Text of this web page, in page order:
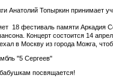
Анатолий Топыркин принимает
18 фестиваль памяти Аркадия
Концерт состоится 14
в Москву из города Можга,
"5 Сергеев"
посвящается!